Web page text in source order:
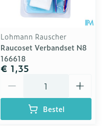
Lohmann Rauscher
Raucoset Verbandset N8
166618
€ 1,35
Bestel